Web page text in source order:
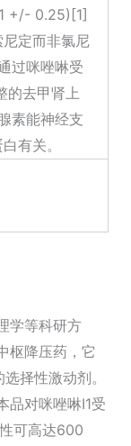
+/- 0.25)[1]
定而非氯尼
过咪唑啉受
的去甲肾上
素能神经支
有关。
学等科研方
枢降压药，它
择性激动剂。
品对咪唑啉I1受
可高达600